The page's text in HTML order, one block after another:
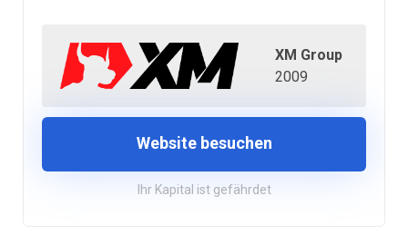
XM Group
2009
Website besuchen
Ihr Kapital ist gefährdet